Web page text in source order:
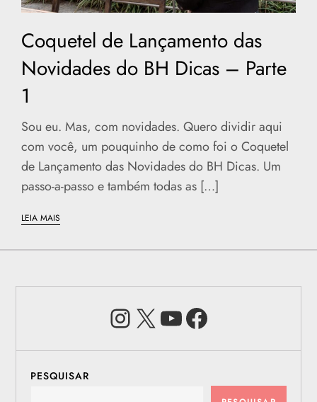
Coquetel de Lançamento das
Novidades do BH Dicas – Parte
1
Sou eu. Mas, com novidades. Quero dividir aqui
com você, um pouquinho de como foi o Coquetel
de Lançamento das Novidades do BH Dicas. Um
passo-a-passo e também todas as […]
LEIA MAIS
Instagram
X Youtube
PESQUISAR